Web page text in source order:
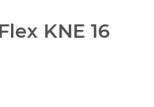
KNE 16